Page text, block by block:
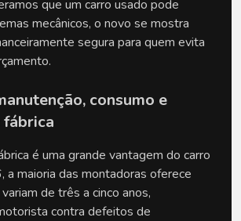
que um carro usado pode
mecânicos, o novo se mostra
segura para quem evita
consumo e
é uma grande vantagem do carro
a maioria das montadoras oferece
de três a cinco anos,
contra defeitos de